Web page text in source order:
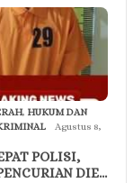
, HUKUM DAN
Agustus 8,
POLISI,
DIE…